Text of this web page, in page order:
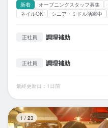
新着 オープニングスタッフ募集
ネイルOK
シニア・ミドル活躍中
正社員 調理補助
正社員 調理補助
最終更新日：1日前
1 / 23